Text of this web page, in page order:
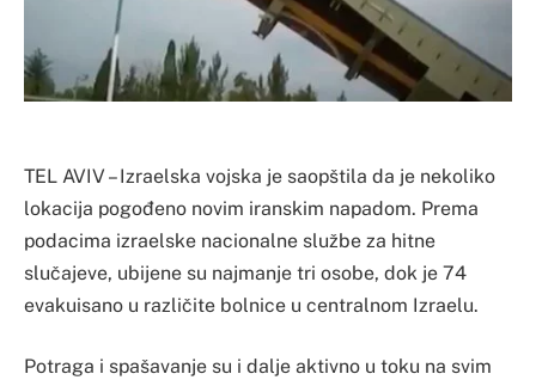
TEL AVIV – Izraelska vojska je saopštila da je nekoliko
lokacija pogođeno novim iranskim napadom. Prema
podacima izraelske nacionalne službe za hitne
slučajeve, ubijene su najmanje tri osobe, dok je 74
evakuisano u različite bolnice u centralnom Izraelu.
Potraga i spašavanje su i dalje aktivno u toku na svim